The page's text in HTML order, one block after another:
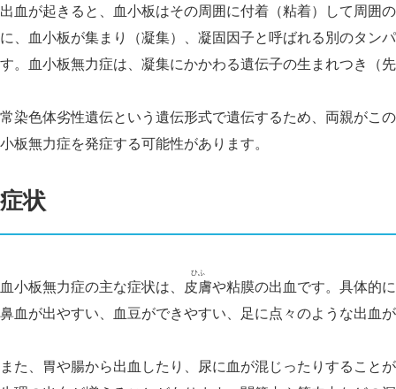
出血が起きると、血小板はその周囲に付着（粘着）して周囲
に、血小板が集まり（凝集）、凝固因子と呼ばれる別のタン
す。血小板無力症は、凝集にかかわる遺伝子の生まれつき（
常染色体劣性遺伝という遺伝形式で遺伝するため、両親がこ
小板無力症を発症する可能性があります。
症状
血小板無力症の主な症状は、 皮膚
ひふ
や粘膜の出血です。具体的
鼻血が出やすい、血豆ができやすい、足に点々のような出血
また、胃や腸から出血したり、尿に血が混じったりすること